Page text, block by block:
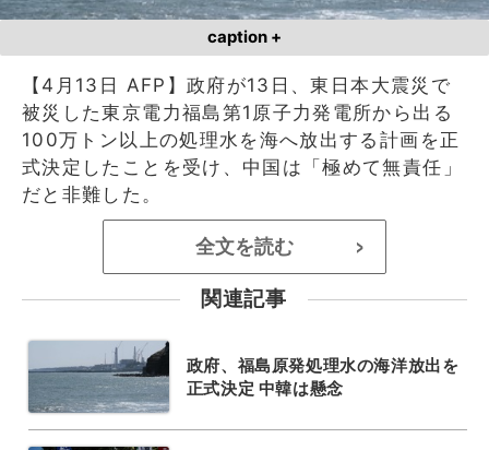
caption +
【4月13日 AFP】政府が13日、東日本大震災で
被災した東京電力福島第1原子力発電所から出る
100万トン以上の処理水を海へ放出する計画を正
式決定したことを受け、中国は「極めて無責任」
だと非難した。
全文を読む >
関連記事
政府、福島原発処理水の海洋放出を
正式決定 中韓は懸念